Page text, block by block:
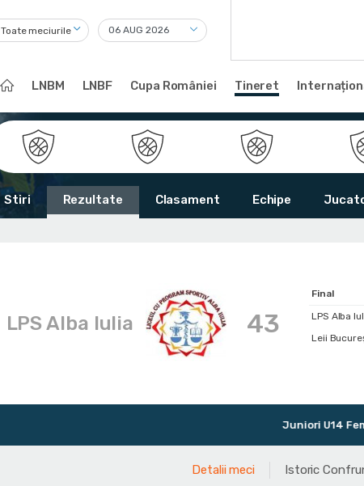
Toate meciurile
LNBM LNBF Cupa României Tineret
Stiri Rezultate Clasament Echipe
LPS Alba Iulia 43
Final
LPS Alba
Leii
Juniori U14 Feminin
Detalii meci Istoric